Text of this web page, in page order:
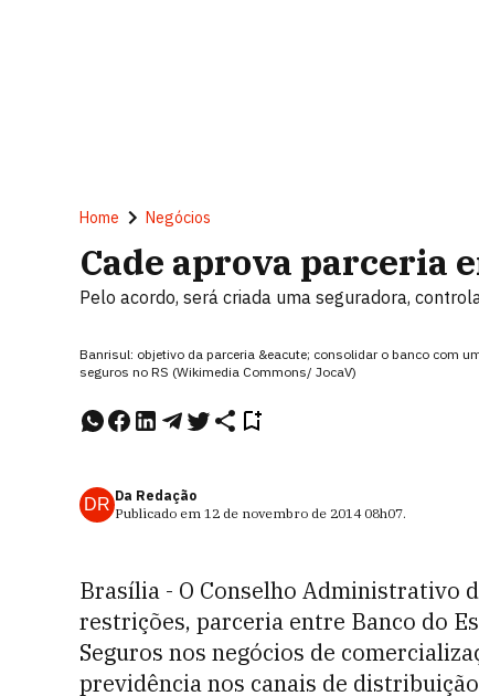
Home Negócios
Cade aprova parceria
Pelo acordo, será criada uma seguradora,
Banrisul: objetivo da parceria &eacute; consolidar o banco com
seguros no RS (Wikimedia Commons/ JocaV)
DR Da Redação
Publicado em 12 de novembro de 2014 08h07.
Brasília - O Conselho Administrativo
restrições, parceria entre Banco do
Seguros nos negócios de
previdência nos canais de